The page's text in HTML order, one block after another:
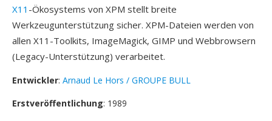
X11 -Ökosystems von XPM stellt breite
Werkzeugunterstützung sicher. XPM-Dateien werden von
allen X11-Toolkits, ImageMagick, GIMP und Webbrowsern
(Legacy-Unterstützung) verarbeitet.
Entwickler: Arnaud Le Hors / GROUPE BULL
Erstveröffentlichung: 1989